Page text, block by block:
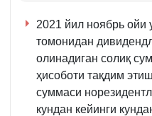
2021 йил ноябрь ойи
томонидан
олинадиган солиқ
ҳисоботи тақдим
суммаси
кундан кейинги